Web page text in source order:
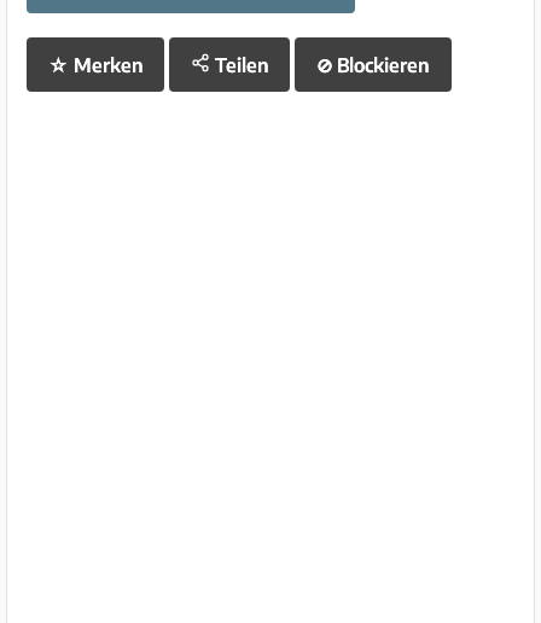
☆ Merken Teilen ⊘ Blockieren